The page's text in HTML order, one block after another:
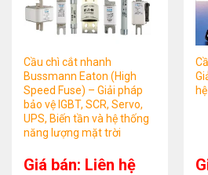
Cầu chì cắt nhanh
Bussmann Eaton (High
Speed Fuse) – Giải pháp
bảo vệ IGBT, SCR, Servo,
UPS, Biến tần và hệ thống
năng lượng mặt trời
Giá bán: Liên hệ